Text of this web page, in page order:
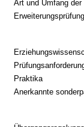
Art und Umfang der
Erweiterungsprüfung
Praktika
Anerkannte